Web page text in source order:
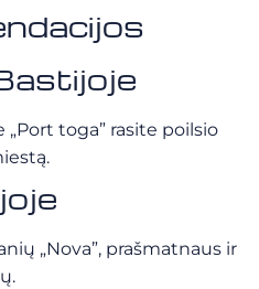
toga” rasite poilsio
„Nova”, prašmatnaus ir